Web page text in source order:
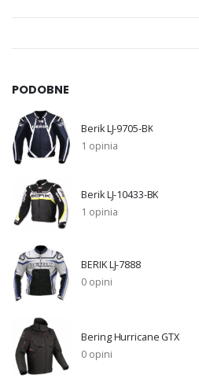
PODOBNE
Berik LJ-9705-BK
1 opinia
Berik LJ-10433-BK
1 opinia
BERIK LJ-7888
0 opini
Bering Hurricane GTX
0 opini